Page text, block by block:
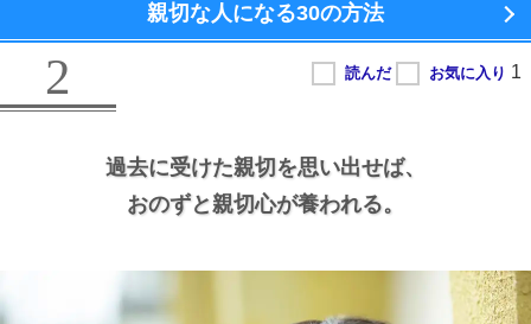
親切な人になる30の方法
2
過去に受けた親切を思い出せば、
おのずと親切心が養われる。